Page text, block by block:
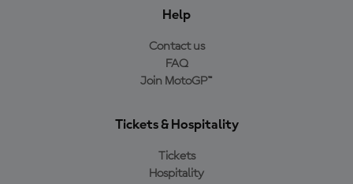
Help
Contact us
FAQ
Join MotoGP™
Tickets & Hospitality
Tickets
Hospitality